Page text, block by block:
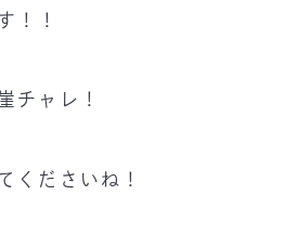
！！
チャレ！
くださいね！